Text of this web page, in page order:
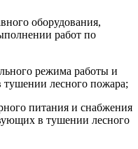
оборудования,
работ по
режима работы и
лесного пожара;
питания и снабжения
в тушении лесного